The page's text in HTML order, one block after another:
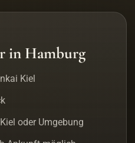
in Hamburg
Kiel
oder Umgebung